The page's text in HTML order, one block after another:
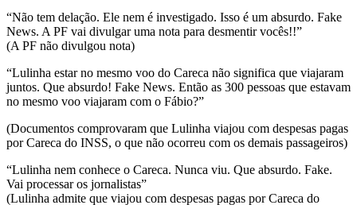
“Não tem delação. Ele nem é investigado. Isso é um absurdo. Fake
News. A PF vai divulgar uma nota para desmentir vocês!!”
(A PF não divulgou nota)
“Lulinha estar no mesmo voo do Careca não significa que viajaram
juntos. Que absurdo! Fake News. Então as 300 pessoas que estavam
no mesmo voo viajaram com o Fábio?”
(Documentos comprovaram que Lulinha viajou com despesas pagas
por Careca do INSS, o que não ocorreu com os demais passageiros)
“Lulinha nem conhece o Careca. Nunca viu. Que absurdo. Fake.
Vai processar os jornalistas”
(Lulinha admite que viajou com despesas pagas por Careca do